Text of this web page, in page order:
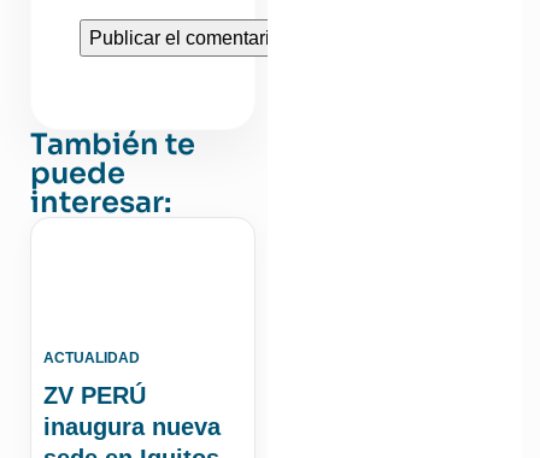
También te
puede
interesar:
ACTUALIDAD
ZV PERÚ
inaugura nueva